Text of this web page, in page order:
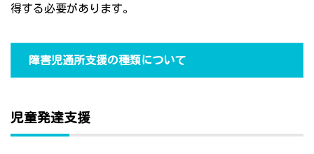
得する必要があります。
障害児通所支援の種類について
児童発達支援